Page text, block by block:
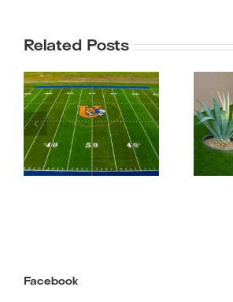
Related Posts
Gran venta de
pasto sintético
Facebook